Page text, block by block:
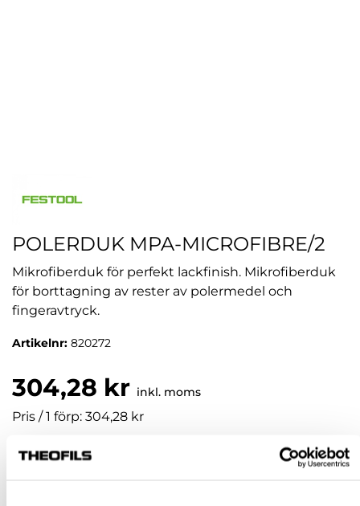
POLERDUK MPA-MICROFIBRE/2
Mikrofiberduk för perfekt lackfinish. Mikrofiberduk
för borttagning av rester av polermedel och
fingeravtryck.
Artikelnr: 820272
304,28 kr inkl. moms
Pris / 1 förp: 304,28 kr
förp